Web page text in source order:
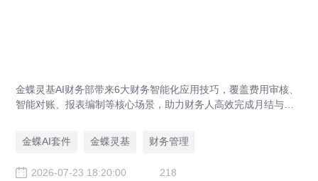
金蝶灵基AI财务部带来6大财务智能化应用技巧，覆盖费用审核、
智能对账、报表编制等核心场景，助力财务人高效完成月结与业
金蝶AI套件
金蝶灵基 财务管理
2026-07-23 18:20:00 218